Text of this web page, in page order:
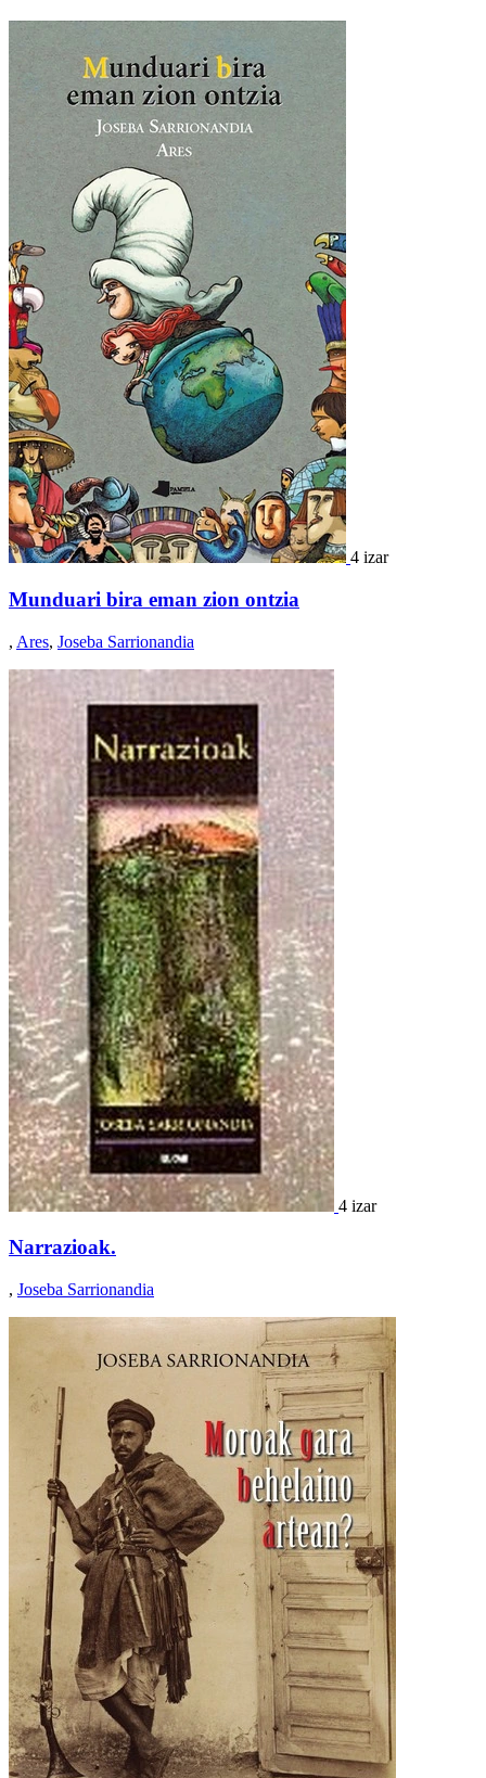
4 izar
Munduari bira eman zion ontzia
, Ares, Joseba Sarrionandia
4 izar
Narrazioak.
, Joseba Sarrionandia